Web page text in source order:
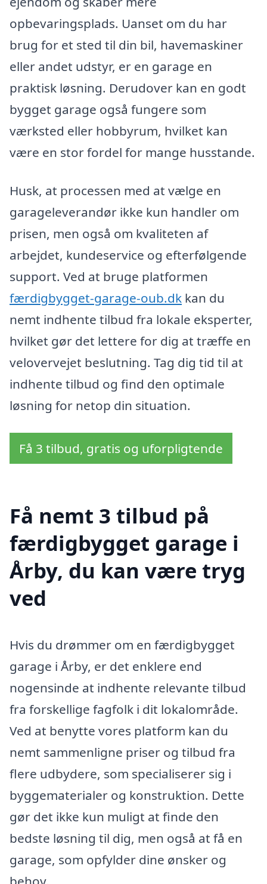
opbevaringsplads. Uanset om du har
brug for et sted til din bil, havemaskiner
eller andet udstyr, er en garage en
praktisk løsning. Derudover kan en godt
bygget garage også fungere som
værksted eller hobbyrum, hvilket kan
være en stor fordel for mange husstande.
Husk, at processen med at vælge en
garageleverandør ikke kun handler om
prisen, men også om kvaliteten af
arbejdet, kundeservice og efterfølgende
support. Ved at bruge platformen
færdigbygget-garage-oub.dk kan du
nemt indhente tilbud fra lokale eksperter,
hvilket gør det lettere for dig at træffe en
velovervejet beslutning. Tag dig tid til at
indhente tilbud og find den optimale
løsning for netop din situation.
Få 3 tilbud, gratis og uforpligtende
Få nemt 3 tilbud på
færdigbygget garage i
Årby, du kan være tryg
ved
Hvis du drømmer om en færdigbygget
garage i Årby, er det enklere end
nogensinde at indhente relevante tilbud
fra forskellige fagfolk i dit lokalområde.
Ved at benytte vores platform kan du
nemt sammenligne priser og tilbud fra
flere udbydere, som specialiserer sig i
byggematerialer og konstruktion. Dette
gør det ikke kun muligt at finde den
bedste løsning til dig, men også at få en
garage, som opfylder dine ønsker og